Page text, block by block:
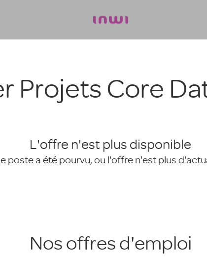
Projets Core
L'offre n'est plus disponible
poste a été pourvu, ou l'offre n'est plus
Nos offres d'emploi